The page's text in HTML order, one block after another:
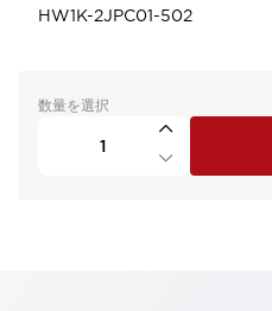
HW1K-2JPC01-502
数量を選択